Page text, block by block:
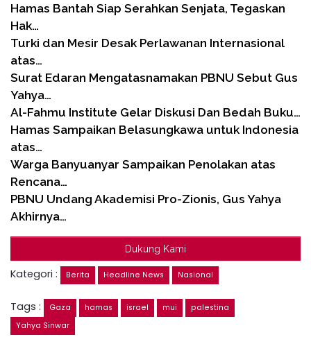
Hamas Bantah Siap Serahkan Senjata, Tegaskan
Hak…
Turki dan Mesir Desak Perlawanan Internasional
atas…
Surat Edaran Mengatasnamakan PBNU Sebut Gus
Yahya…
Al-Fahmu Institute Gelar Diskusi Dan Bedah Buku…
Hamas Sampaikan Belasungkawa untuk Indonesia
atas…
Warga Banyuanyar Sampaikan Penolakan atas
Rencana…
PBNU Undang Akademisi Pro-Zionis, Gus Yahya
Akhirnya…
Dukung Kami
Kategori : Berita Headline News Nasional
Tags : Gaza hamas israel mui
palestina
Yahya Sinwar